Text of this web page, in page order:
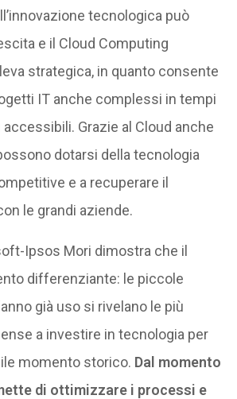
tecnologica può
e il Cloud Computing
strategica, in quanto consente
IT anche complessi in tempi
Grazie al Cloud anche
dotarsi della tecnologia
e a recuperare il
le grandi aziende.
Ipsos Mori dimostra che il
differenziante: le piccole
già uso si rivelano le più
a investire in tecnologia per
momento storico. Dal momento
di ottimizzare i processi e